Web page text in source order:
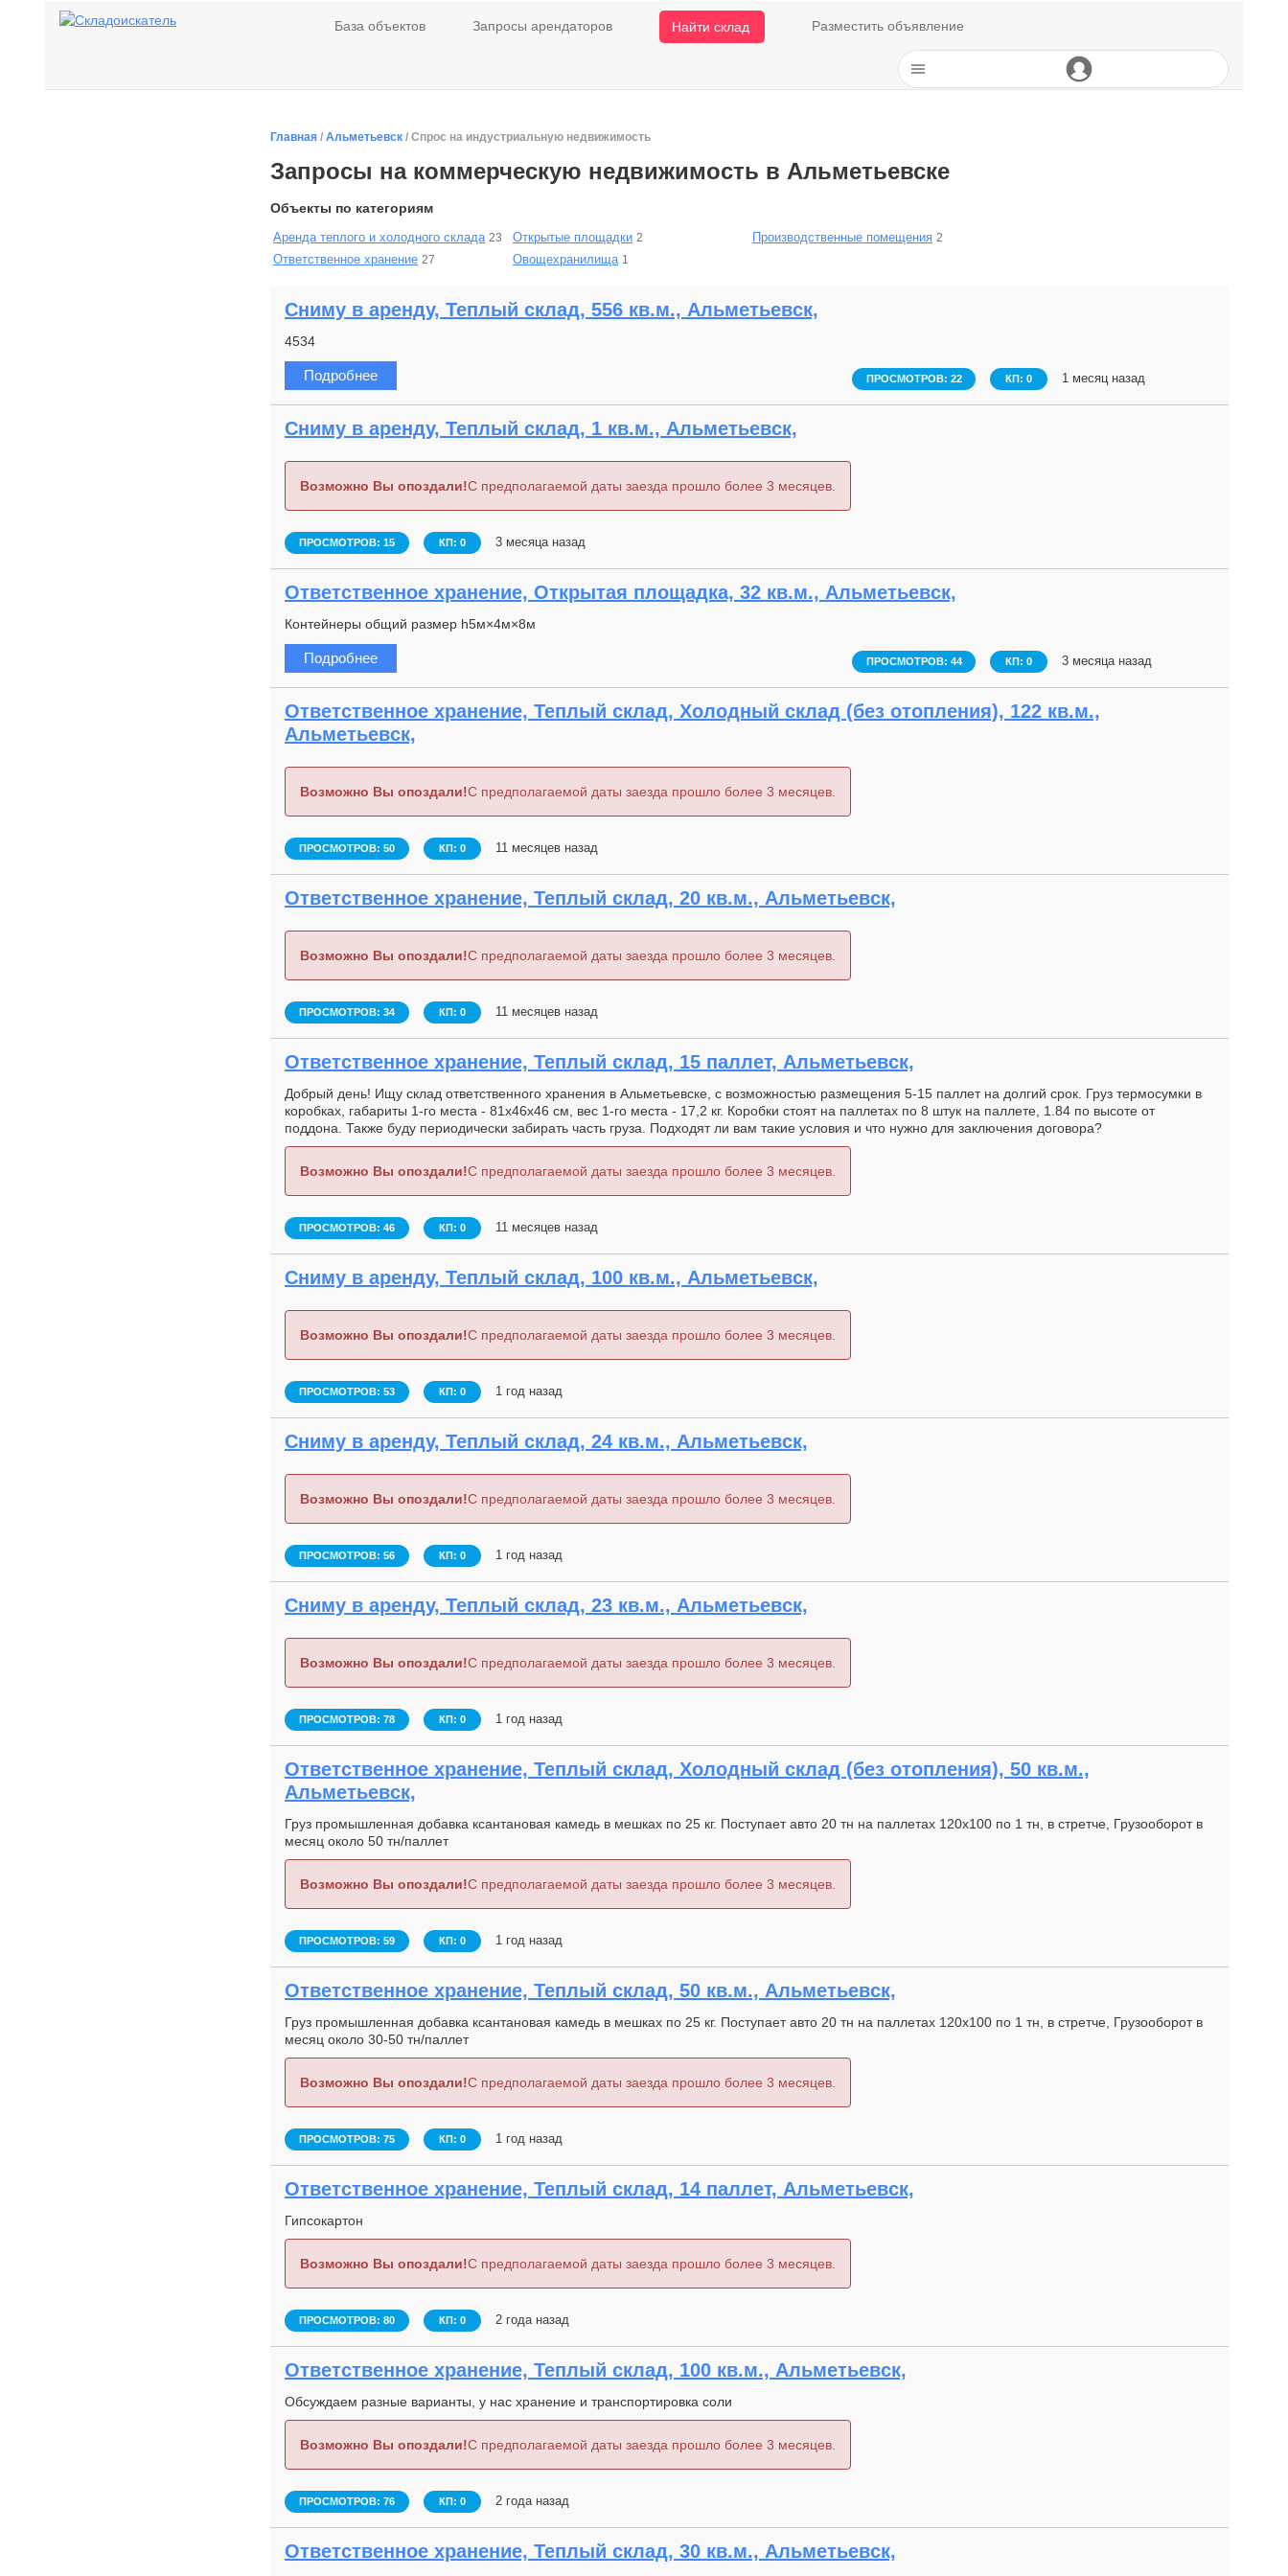
База объектов Запросы арендаторов Найти склад Разместить объявление
Главная / Альметьевск / Спрос на индустриальную недвижимость
Запросы на коммерческую недвижимость в Альметьевске
Объекты по категориям
Аренда теплого и холодного склада 23
Ответственное хранение 27
Открытые площадки 2
Овощехранилища 1
Производственные помещения 2
Сниму в аренду, Теплый склад, 556 кв.м., Альметьевск,
4534
Подробнее ПРОСМОТРОВ: 22 КП: 0 1 месяц назад
Сниму в аренду, Теплый склад, 1 кв.м., Альметьевск,
Возможно Вы опоздали!С предполагаемой даты заезда прошло более 3 месяцев.
ПРОСМОТРОВ: 15 КП: 0 3 месяца назад
Ответственное хранение, Открытая площадка, 32 кв.м., Альметьевск,
Контейнеры общий размер h5м×4м×8м
Подробнее ПРОСМОТРОВ: 44 КП: 0 3 месяца назад
Ответственное хранение, Теплый склад, Холодный склад (без отопления), 122 кв.м.,
Альметьевск,
Возможно Вы опоздали!С предполагаемой даты заезда прошло более 3 месяцев.
ПРОСМОТРОВ: 50 КП: 0 11 месяцев назад
Ответственное хранение, Теплый склад, 20 кв.м., Альметьевск,
Возможно Вы опоздали!С предполагаемой даты заезда прошло более 3 месяцев.
ПРОСМОТРОВ: 34 КП: 0 11 месяцев назад
Ответственное хранение, Теплый склад, 15 паллет, Альметьевск,
Добрый день! Ищу склад ответственного хранения в Альметьевске, с возможностью размещения 5-15 паллет на долгий срок. Груз термосумки в
коробках, габариты 1-го места - 81х46х46 см, вес 1-го места - 17,2 кг. Коробки стоят на паллетах по 8 штук на паллете, 1.84 по высоте от
поддона. Также буду периодически забирать часть груза. Подходят ли вам такие условия и что нужно для заключения договора?
Возможно Вы опоздали!С предполагаемой даты заезда прошло более 3 месяцев.
ПРОСМОТРОВ: 46 КП: 0 11 месяцев назад
Сниму в аренду, Теплый склад, 100 кв.м., Альметьевск,
Возможно Вы опоздали!С предполагаемой даты заезда прошло более 3 месяцев.
ПРОСМОТРОВ: 53 КП: 0 1 год назад
Сниму в аренду, Теплый склад, 24 кв.м., Альметьевск,
Возможно Вы опоздали!С предполагаемой даты заезда прошло более 3 месяцев.
ПРОСМОТРОВ: 56 КП: 0 1 год назад
Сниму в аренду, Теплый склад, 23 кв.м., Альметьевск,
Возможно Вы опоздали!С предполагаемой даты заезда прошло более 3 месяцев.
ПРОСМОТРОВ: 78 КП: 0 1 год назад
Ответственное хранение, Теплый склад, Холодный склад (без отопления), 50 кв.м.,
Альметьевск,
Груз промышленная добавка ксантановая камедь в мешках по 25 кг. Поступает авто 20 тн на паллетах 120х100 по 1 тн, в стретче, Грузооборот в
месяц около 50 тн/паллет
Возможно Вы опоздали!С предполагаемой даты заезда прошло более 3 месяцев.
ПРОСМОТРОВ: 59 КП: 0 1 год назад
Ответственное хранение, Теплый склад, 50 кв.м., Альметьевск,
Груз промышленная добавка ксантановая камедь в мешках по 25 кг. Поступает авто 20 тн на паллетах 120х100 по 1 тн, в стретче, Грузооборот в
месяц около 30-50 тн/паллет
Возможно Вы опоздали!С предполагаемой даты заезда прошло более 3 месяцев.
ПРОСМОТРОВ: 75 КП: 0 1 год назад
Ответственное хранение, Теплый склад, 14 паллет, Альметьевск,
Гипсокартон
Возможно Вы опоздали!С предполагаемой даты заезда прошло более 3 месяцев.
ПРОСМОТРОВ: 80 КП: 0 2 года назад
Ответственное хранение, Теплый склад, 100 кв.м., Альметьевск,
Обсуждаем разные варианты, у нас хранение и транспортировка соли
Возможно Вы опоздали!С предполагаемой даты заезда прошло более 3 месяцев.
ПРОСМОТРОВ: 76 КП: 0 2 года назад
Ответственное хранение, Теплый склад, 30 кв.м., Альметьевск,